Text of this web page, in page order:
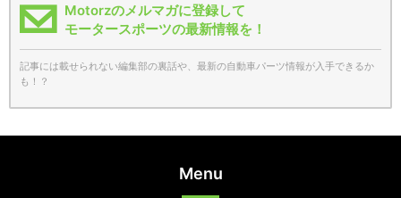
Motorzのメルマガに登録して
モータースポーツの最新情報を！
記事には載せられない編集部の裏話や、最新の自動車パーツ情報が入手できるか
も！？
Menu